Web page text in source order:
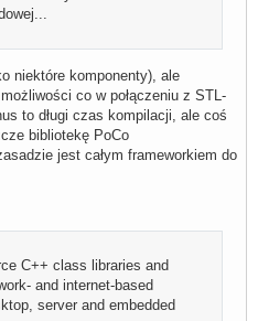
niektóre komponenty), ale
co w połączeniu z STL-
to długi czas kompilacji, ale coś
bibliotekę PoCo
jest całym frameworkiem do
C++ class libraries and
and internet-based
server and embedded